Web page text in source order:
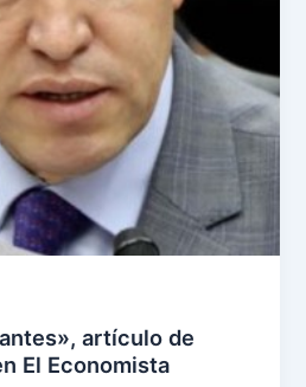
artículo de
El Economista